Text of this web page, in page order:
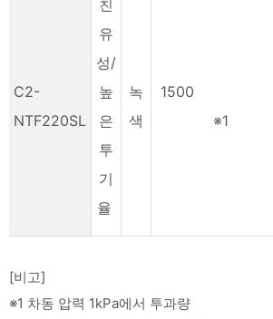
C2-
NTF220SL
친
유
성/
높
은
투
기
율
녹
색
1500
※1
[비고]
※1 차동 압력 1kPa에서 투과량